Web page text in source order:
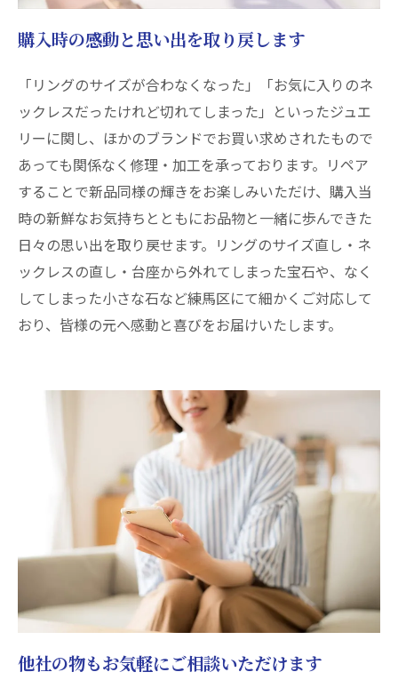
購入時の感動と思い出を取り戻します
「リングのサイズが合わなくなった」「お気に入りのネ
ックレスだったけれど切れてしまった」といったジュエ
リーに関し、ほかのブランドでお買い求めされたもので
あっても関係なく修理・加工を承っております。リペア
することで新品同様の輝きをお楽しみいただけ、購入当
時の新鮮なお気持ちとともにお品物と一緒に歩んできた
日々の思い出を取り戻せます。リングのサイズ直し・ネ
ックレスの直し・台座から外れてしまった宝石や、なく
してしまった小さな石など練馬区にて細かくご対応して
おり、皆様の元へ感動と喜びをお届けいたします。
他社の物もお気軽にご相談いただけます